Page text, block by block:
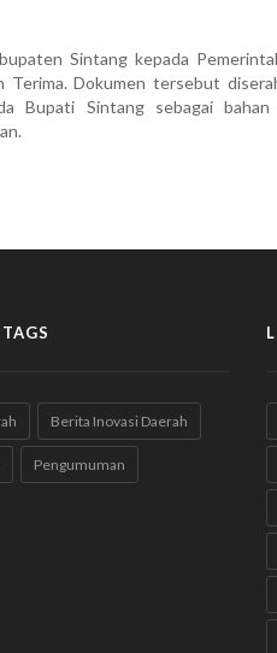
Sintang kepada
Dokumen tersebut
Bupati Sintang sebagai bahan
Berita Inovasi Daerah
Pengumuman